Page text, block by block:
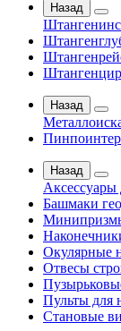
Назад
Назад
Назад
Аксессуары
Башмаки
Окулярные
Отвесы
Пульты для
Становые